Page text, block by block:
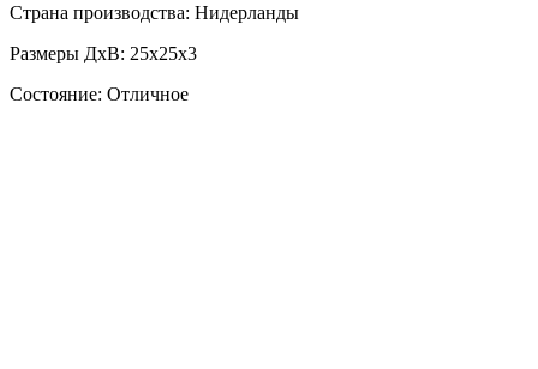
Страна производства: Нидерланды
Размеры ДxВ: 25х25х3
Состояние: Отличное